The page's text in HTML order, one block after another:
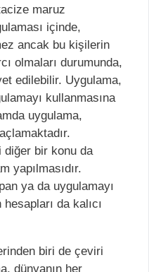
maruz
içinde,
ancak bu kişilerin
olmaları durumunda,
edilebilir. Uygulama,
kullanmasına
uygulama,
diğer bir konu da
yapılmasıdır.
ya da uygulamayı
da kalıcı
biri de çeviri
dünyanın her